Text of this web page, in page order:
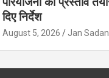
दिए निर्देश
August 5, 2026 Jan Sadan